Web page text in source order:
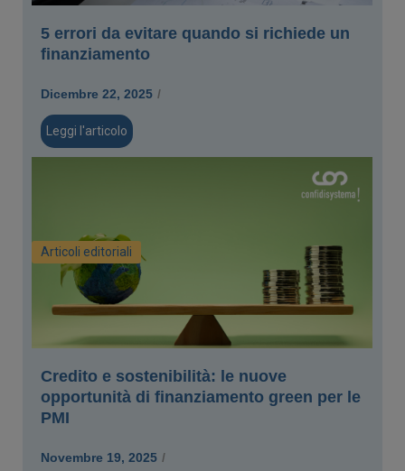
5 errori da evitare quando si richiede un
finanziamento
Dicembre 22, 2025 /
Leggi l'articolo
Articoli editoriali
Credito e sostenibilità: le nuove
opportunità di finanziamento green per le
PMI
Novembre 19, 2025 /